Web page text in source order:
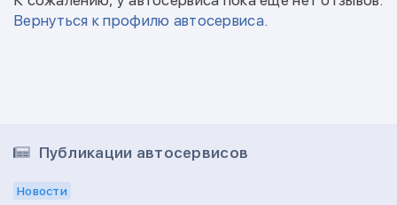
Вернуться к профилю автосервиса.
Публикации автосервисов
Новости